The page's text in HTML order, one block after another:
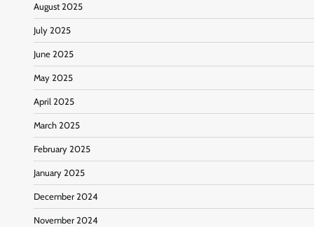
August 2025
July 2025
June 2025
May 2025
April 2025
March 2025
February 2025
January 2025
December 2024
November 2024